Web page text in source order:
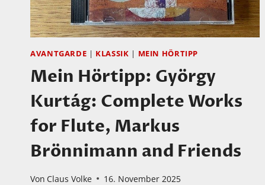
AVANTGARDE | KLASSIK | MEIN HÖRTIPP
Mein Hörtipp: György
Kurtág: Complete Works
for Flute, Markus
Brönnimann and Friends
Von Claus Volke 16. November 2025